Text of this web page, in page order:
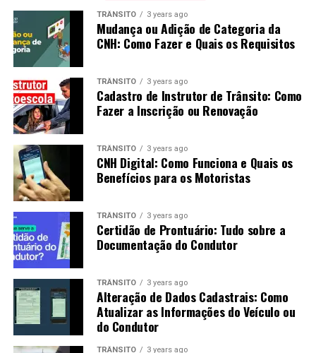
TRÂNSITO 3 years ago
Mudança ou Adição de Categoria da
CNH: Como Fazer e Quais os Requisitos
TRÂNSITO 3 years ago
Cadastro de Instrutor de Trânsito: Como
Fazer a Inscrição ou Renovação
TRÂNSITO 3 years ago
CNH Digital: Como Funciona e Quais os
Benefícios para os Motoristas
TRÂNSITO 3 years ago
Certidão de Prontuário: Tudo sobre a
Documentação do Condutor
TRÂNSITO 3 years ago
Alteração de Dados Cadastrais: Como
Atualizar as Informações do Veículo ou
do Condutor
TRÂNSITO 3 years ago